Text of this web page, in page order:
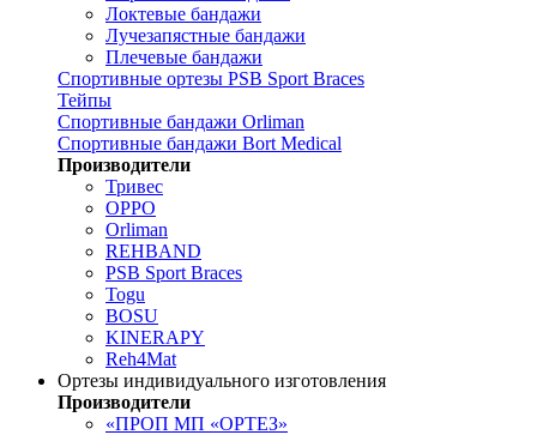
Локтевые бандажи
Лучезапястные бандажи
Плечевые бандажи
Спортивные ортезы PSB Sport Braces
Тейпы
Спортивные бандажи Orliman
Спортивные бандажи Bort Medical
Производители
Тривес
OPPO
Orliman
REHBAND
PSB Sport Braces
Togu
BOSU
KINERAPY
Reh4Mat
Ортезы индивидуального изготовления
Производители
«ПРОП МП «ОРТЕЗ»